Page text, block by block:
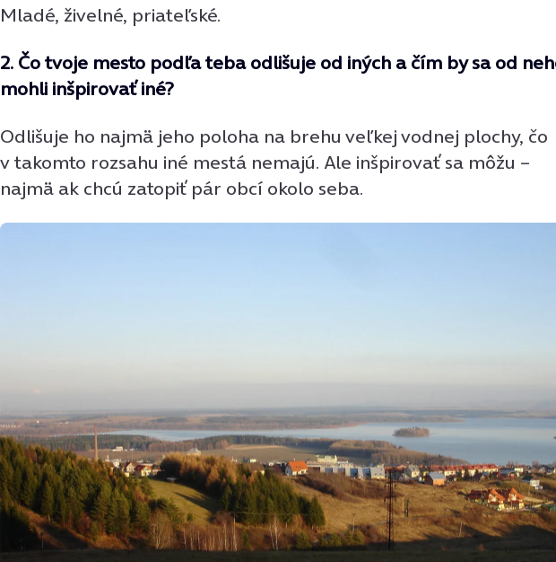
Mladé, živelné, priateľské.
2. Čo tvoje mesto podľa teba odlišuje od iných a čím by sa od
mohli inšpirovať iné?
Odlišuje ho najmä jeho poloha na brehu veľkej vodnej plochy, čo
v takomto rozsahu iné mestá nemajú. Ale inšpirovať sa môžu –
najmä ak chcú zatopiť pár obcí okolo seba.